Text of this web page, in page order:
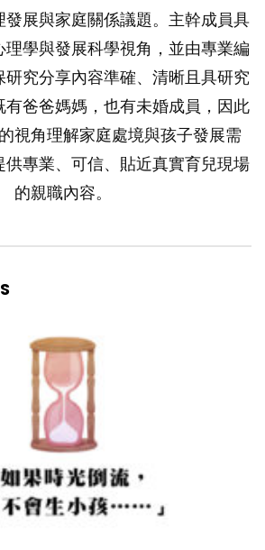
發展與家庭關係議題。主幹成員具
理學與發展科學視角，並由專業編
研究分享內容準確、清晰且具研究
有爸爸媽媽，也有未婚成員，因此
視角理解家庭處境與孩子發展需
供專業、可信、貼近真實育兒現場
的親職內容。